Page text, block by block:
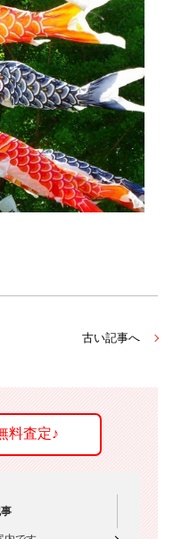
古い記事へ